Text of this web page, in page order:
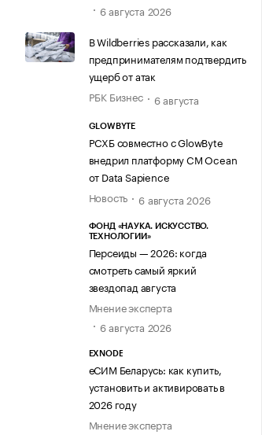
6 августа 2026
В Wildberries рассказали, как
предпринимателям подтвердить
ущерб от атак
РБК Бизнес
6 августа
GLOWBYTE
РСХБ совместно с GlowByte
внедрил платформу CM Ocean
от Data Sapience
Новость
6 августа 2026
ФОНД «НАУКА. ИСКУССТВО.
ТЕХНОЛОГИИ»
Персеиды — 2026: когда
смотреть самый яркий
звездопад августа
Мнение эксперта
6 августа 2026
EXNODE
еСИМ Беларусь: как купить,
установить и активировать в
2026 году
Мнение эксперта